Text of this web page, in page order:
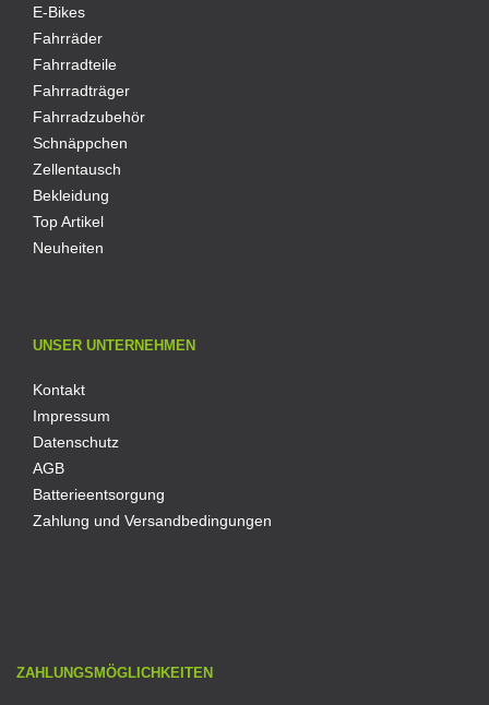
E-Bikes
Fahrräder
Fahrradteile
Fahrradträger
Fahrradzubehör
Schnäppchen
Zellentausch
Bekleidung
Top Artikel
Neuheiten
UNSER UNTERNEHMEN
Kontakt
Impressum
Datenschutz
AGB
Batterieentsorgung
Zahlung und Versandbedingungen
ZAHLUNGSMÖGLICHKEITEN